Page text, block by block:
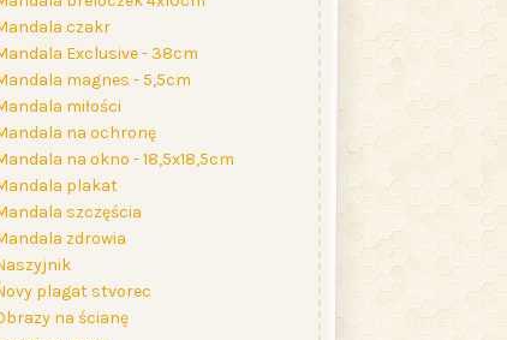
czakr
Exclusive - 38cm
magnes - 5,5cm
miłości
na ochronę
na okno - 18,5x18,5cm
plakat
szczęścia
zdrowia
plagat stvorec
na ścianę